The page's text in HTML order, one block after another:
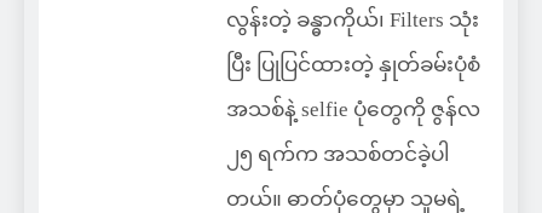
လွန်းတဲ့ ခန္ဓာကိုယ်၊ Filters သုံး
ပြီး ပြုပြင်ထားတဲ့ နှုတ်ခမ်းပုံစံ
အသစ်နဲ့ selfie ပုံတွေကို ဇွန်လ
၂၅ ရက်က အသစ်တင်ခဲ့ပါ
တယ်။ ဓာတ်ပုံတွေမှာ သူမရဲ့